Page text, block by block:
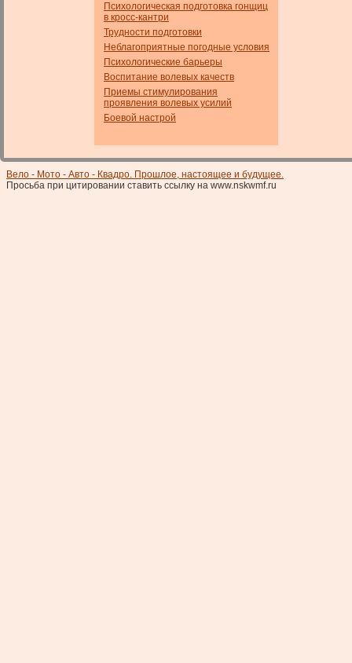
Психологическая подготовка гонщиц
в кросс-кантри
Трудности подготовки
Неблагоприятные погодные условия
Психологические барьеры
Воспитание волевых качеств
Приемы стимулирования
проявления волевых усилий
Боевой настрой
Вело - Мото - Авто - Квадро. Прошлое, настоящее и будущее.
Просьба при цитировании ставить ссылку на www.nskwmf.ru